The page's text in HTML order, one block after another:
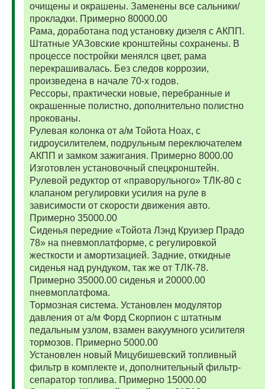
очищены и окрашены. Заменены все сальники/
прокладки. Примерно 80000.00
Рама, доработана под установку дизеля с АКПП.
Штатные УАЗовские кронштейны сохранены. В
процессе постройки менялся цвет, рама
перекрашивалась. Без следов коррозии,
произведена в начале 70-х годов.
Рессоры, практически новые, перебранные и
окрашенные полистно, дополнительно полистно
прокованы.
Рулевая колонка от а/м Тойота Ноах, с
гидроусилителем, подрульным переключателем
АКПП и замком зажигания. Примерно 8000.00
Изготовлен установочный спецкронштейн.
Рулевой редуктор от «праворульного» ТЛК-80 с
клапаном регулировки усилия на руле в
зависимости от скорости движения авто.
Примерно 35000.00
Сиденья передние «Тойота Лэнд Круизер Прадо
78» на пневмоплатформе, с регулировкой
жесткости и амортизацией. Задние, откидные
сиденья над рундуком, так же от ТЛК-78.
Примерно 35000.00 сиденья и 20000.00
пневмоплатфома.
Тормозная система. Установлен модулятор
давления от а/м Форд Скорпион с штатным
педальным узлом, взамен вакуумного усилителя
тормозов. Примерно 5000.00
Установлен новый Мицубишевский топливный
фильтр в комплекте и, дополнительный фильтр-
сепаратор топлива. Примерно 15000.00